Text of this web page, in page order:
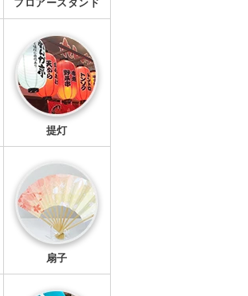
フロアースタンド
提灯
扇子